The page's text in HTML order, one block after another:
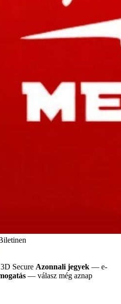
Secure Azonnali jegyek — e-
— válasz még aznap